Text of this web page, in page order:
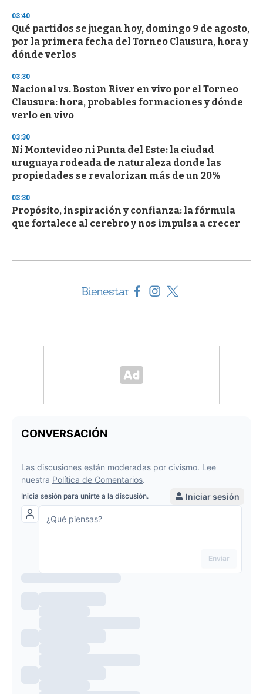
03:40
Qué partidos se juegan hoy, domingo 9 de agosto,
por la primera fecha del Torneo Clausura, hora y
dónde verlos
03:30
Nacional vs. Boston River en vivo por el Torneo
Clausura: hora, probables formaciones y dónde
verlo en vivo
03:30
Ni Montevideo ni Punta del Este: la ciudad
uruguaya rodeada de naturaleza donde las
propiedades se revalorizan más de un 20%
03:30
Propósito, inspiración y confianza: la fórmula
que fortalece al cerebro y nos impulsa a crecer